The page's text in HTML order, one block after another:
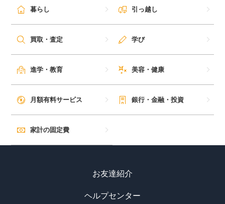
暮らし 引っ越し
買取・査定 学び
進学・教育 美容・健康
月額有料サービス 銀行・金融・投資
家計の固定費
お友達紹介
ヘルプセンター